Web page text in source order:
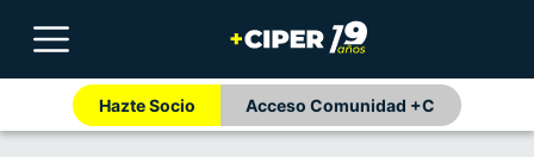
Hazte Socio Acceso Comunidad +C